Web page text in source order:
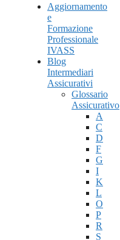
Aggiornamento
e
Formazione
Professionale
IVASS
Blog
Intermediari
Assicurativi
Glossario
Assicurativo
A
C
D
F
G
I
K
L
O
P
R
S